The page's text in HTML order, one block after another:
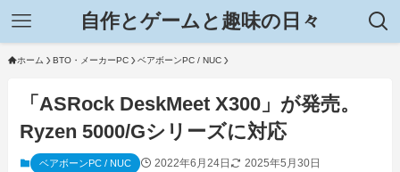
自作とゲームと趣味の日々
ホーム BTO・メーカーPC ベアボーンPC / NUC
「ASRock DeskMeet X300」が発売。
Ryzen 5000/Gシリーズに対応
ベアボーンPC / NUC 2022年6月24日 2025年5月30日